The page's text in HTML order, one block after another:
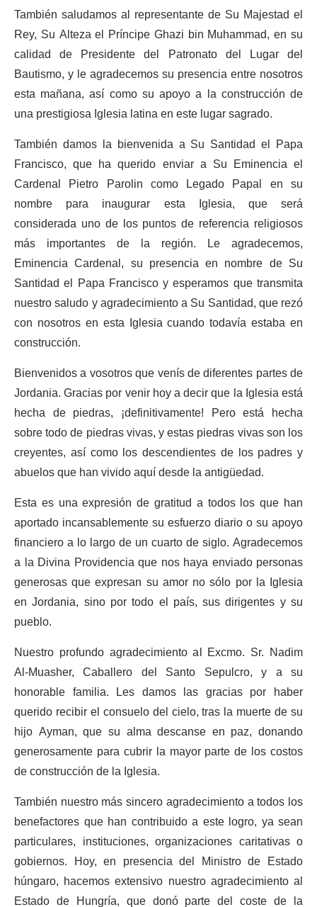
También saludamos al representante de Su Majestad el
Rey, Su Alteza el Príncipe Ghazi bin Muhammad, en su
calidad de Presidente del Patronato del Lugar del
Bautismo, y le agradecemos su presencia entre nosotros
esta mañana, así como su apoyo a la construcción de
una prestigiosa Iglesia latina en este lugar sagrado.
También damos la bienvenida a Su Santidad el Papa
Francisco, que ha querido enviar a Su Eminencia el
Cardenal Pietro Parolin como Legado Papal en su
nombre para inaugurar esta Iglesia, que será
considerada uno de los puntos de referencia religiosos
más importantes de la región. Le agradecemos,
Eminencia Cardenal, su presencia en nombre de Su
Santidad el Papa Francisco y esperamos que transmita
nuestro saludo y agradecimiento a Su Santidad, que rezó
con nosotros en esta Iglesia cuando todavía estaba en
construcción.
Bienvenidos a vosotros que venís de diferentes partes de
Jordania. Gracias por venir hoy a decir que la Iglesia está
hecha de piedras, ¡definitivamente! Pero está hecha
sobre todo de piedras vivas, y estas piedras vivas son los
creyentes, así como los descendientes de los padres y
abuelos que han vivido aquí desde la antigüedad.
Esta es una expresión de gratitud a todos los que han
aportado incansablemente su esfuerzo diario o su apoyo
financiero a lo largo de un cuarto de siglo. Agradecemos
a la Divina Providencia que nos haya enviado personas
generosas que expresan su amor no sólo por la Iglesia
en Jordania, sino por todo el país, sus dirigentes y su
pueblo.
Nuestro profundo agradecimiento al Excmo. Sr. Nadim
Al-Muasher, Caballero del Santo Sepulcro, y a su
honorable familia. Les damos las gracias por haber
querido recibir el consuelo del cielo, tras la muerte de su
hijo Ayman, que su alma descanse en paz, donando
generosamente para cubrir la mayor parte de los costos
de construcción de la Iglesia.
También nuestro más sincero agradecimiento a todos los
benefactores que han contribuido a este logro, ya sean
particulares, instituciones, organizaciones caritativas o
gobiernos. Hoy, en presencia del Ministro de Estado
húngaro, hacemos extensivo nuestro agradecimiento al
Estado de Hungría, que donó parte del coste de la